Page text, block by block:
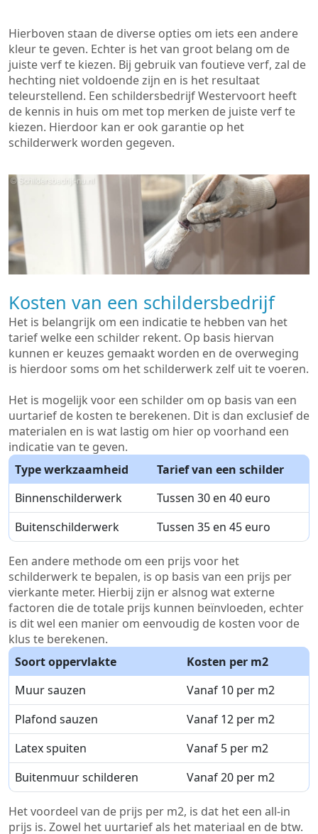
Hierboven staan de diverse opties om iets een andere
kleur te geven. Echter is het van groot belang om de
juiste verf te kiezen. Bij gebruik van foutieve verf, zal de
hechting niet voldoende zijn en is het resultaat
teleurstellend. Een schildersbedrijf Westervoort heeft
de kennis in huis om met top merken de juiste verf te
kiezen. Hierdoor kan er ook garantie op het
schilderwerk worden gegeven.
Kosten van een schildersbedrijf
Het is belangrijk om een indicatie te hebben van het
tarief welke een schilder rekent. Op basis hiervan
kunnen er keuzes gemaakt worden en de overweging
is hierdoor soms om het schilderwerk zelf uit te voeren.
Het is mogelijk voor een schilder om op basis van een
uurtarief de kosten te berekenen. Dit is dan exclusief de
materialen en is wat lastig om hier op voorhand een
indicatie van te geven.
Type werkzaamheid
Tarief van een schilder
Binnenschilderwerk
Tussen 30 en 40 euro
Buitenschilderwerk
Tussen 35 en 45 euro
Een andere methode om een prijs voor het
schilderwerk te bepalen, is op basis van een prijs per
vierkante meter. Hierbij zijn er alsnog wat externe
factoren die de totale prijs kunnen beïnvloeden, echter
is dit wel een manier om eenvoudig de kosten voor de
klus te berekenen.
Soort oppervlakte
Kosten per m2
Muur sauzen
Vanaf 10 per m2
Plafond sauzen
Vanaf 12 per m2
Latex spuiten
Vanaf 5 per m2
Buitenmuur schilderen
Vanaf 20 per m2
Het voordeel van de prijs per m2, is dat het een all-in
prijs is. Zowel het uurtarief als het materiaal en de btw.